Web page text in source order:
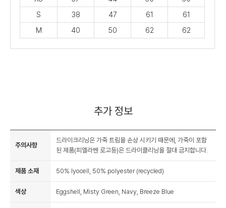
S
38 47 61
61
M
40 50 62 62
추가 정보
주의사항
드라이크리닝은 가죽 트림을 손상 시키기 때문에, 가죽이 포함
된 제품(피엘라벤 로고등)은 드라이클리닝을 절대 금지합니다.
제품 소재 50% lyocell, 50% polyester (recycled)
색상 Eggshell, Misty Green, Navy, Breeze Blue